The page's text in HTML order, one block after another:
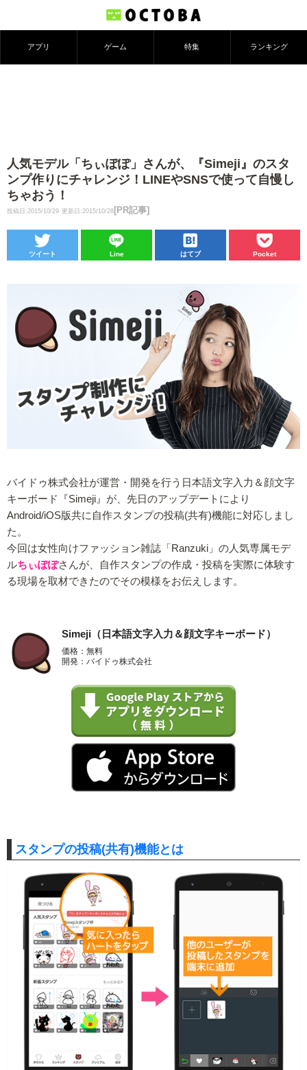
アプリ ゲーム 特集 ランキング
人気モデル「ちぃぽぽ」さんが、『Simeji』のスタ
ンプ作りにチャレンジ！LINEやSNSで使って自慢し
ちゃおう！
投稿日:2015/10/29 更新日:2015/10/28 [PR記事]
ツイート Line はてブ Pocket
バイドゥ株式会社が運営・開発を行う日本語文字入力＆顔文字
キーボード『Simeji』が、先日のアップデートにより
Android/iOS版共に自作スタンプの投稿(共有)機能に対応しまし
た。
今回は女性向けファッション雑誌「Ranzuki」の人気専属モデ
ルちぃぽぽさんが、自作スタンプの作成・投稿を実際に体験す
る現場を取材できたのでその模様をお伝えします。
Simeji（日本語文字入力＆顔文字キーボード）
価格：無料
開発：バイドゥ株式会社
スタンプの投稿(共有)機能とは